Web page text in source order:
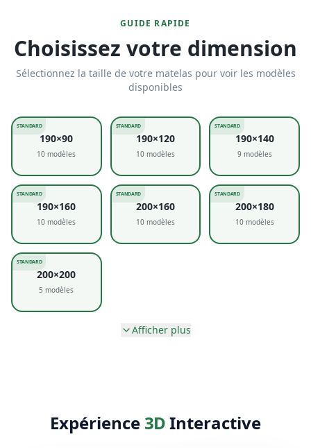
GUIDE RAPIDE
Choisissez votre dimension
Sélectionnez la taille de votre matelas pour voir les modèles
disponibles
STANDARD
190×90
10 modèles
STANDARD
190×120
10modèles
STANDARD
190×140
9modèles
STANDARD
190×160
10 modèles
STANDARD
200×160
10modèles
STANDARD
200×180
10modèles
STANDARD
200×200
5 modèles
Afficher plus
Expérience 3DInteractive